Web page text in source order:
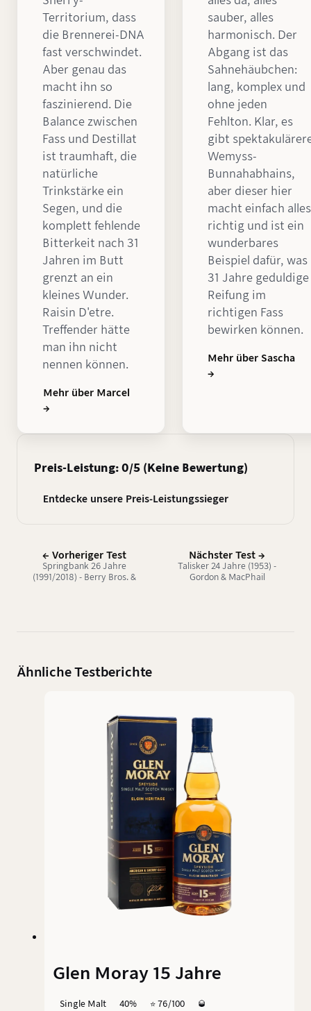
Territorium, dass
die Brennerei-DNA
fast verschwindet.
Aber genau das
macht ihn so
faszinierend. Die
Balance zwischen
Fass und Destillat
ist traumhaft, die
natürliche
Trinkstärke ein
Segen, und die
komplett fehlende
Bitterkeit nach 31
Jahren im Butt
grenzt an ein
kleines Wunder.
Raisin D'etre.
Treffender hätte
man ihn nicht
nennen können.
Mehr über Marcel
→
sauber, alles
harmonisch. Der
Abgang ist das
Sahnehäubchen:
lang, komplex und
ohne jeden
Fehlton. Klar, es
gibt
Wemyss-
Bunnahabhains,
aber dieser hier
macht einfach alles
richtig und ist ein
wunderbares
Beispiel dafür, was
31 Jahre geduldige
Reifung im
richtigen Fass
bewirken können.
Mehr über Sascha
→
Preis-Leistung: 0/5 (Keine Bewertung)
Entdecke unsere Preis-Leistungssieger
← Vorheriger Test
Springbank 26 Jahre
(1991/2018) - Berry Bros. &
Nächster Test →
Talisker 24 Jahre (1953) -
Gordon & MacPhail
Ähnliche Testberichte
Glen Moray 15 Jahre
Single Malt 40% ⭐️ 76/100 🥃